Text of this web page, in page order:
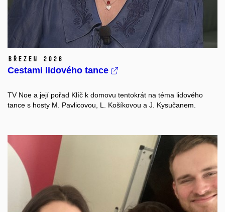
březen 2026
Cestami lidového tance
TV Noe a její pořad Klíč k domovu tentokrát na téma lidového
tance s hosty M. Pavlicovou, L. Košíkovou a J. Kysučanem.